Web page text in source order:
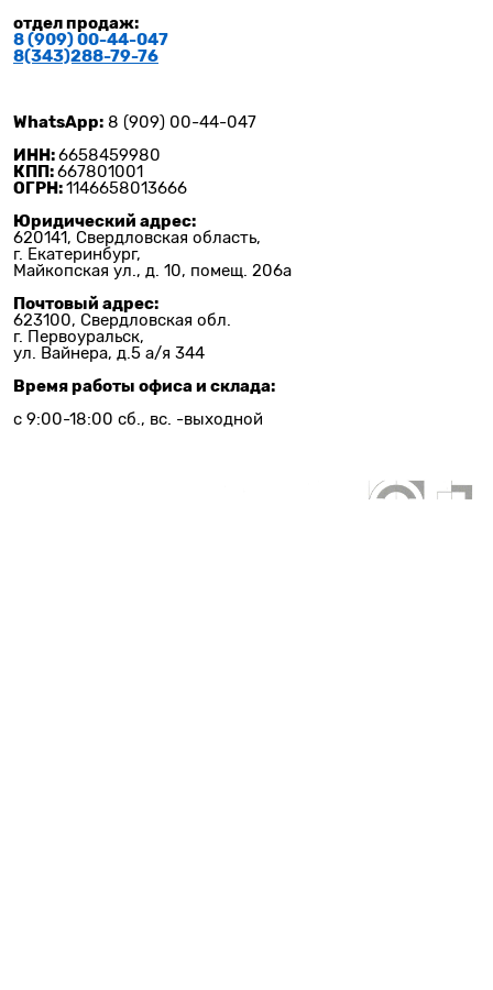
отдел продаж:
8 (909) 00-44-047
8(343)288-79-76
WhatsApp: 8 (909) 00-44-047
ИНН:6658459980
КПП:667801001
ОГРН:1146658013666
Юридический адрес:
620141, Свердловская область,
г. Екатеринбург,
Майкопская ул., д. 10, помещ. 206а
Почтовый адрес:
623100, Свердловская обл.
г. Первоуральск,
ул. Вайнера, д.5 а/я 344
Время работы офиса и склада:
с 9:00-18:00 сб., вс. -выходной